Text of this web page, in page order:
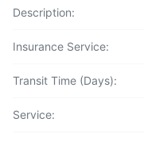
Description:
Insurance Service:
Transit Time (Days):
Service: